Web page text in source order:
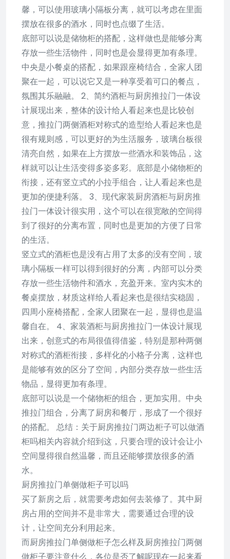
馨，可以使用玻璃小隔板分离，就可以考虑在里面
摆放在很多的酒水，同时也点缀了生活。
底部可以说是储物柜的搭配，这样做也是能够分离
存放一些生活物件，同时也是会显得更加有条理。
中央是小餐桌的搭配，如果跟座椅结合，全家人团
聚在一起，可以说它又是一种享受着可口的餐点，
氛围其乐融融。 2、简约酒柜与厨房推拉门一体设
计展现出来，整体的设计给人看起来也是比较创
意，推拉门两侧酒柜对称式的造型给人看起来也是
很有规则感，可以更好的为生活服务，玻璃台板很
清亮自然，如果在上方摆放一些酒水和装饰品，这
样就可以让生活变得多姿多彩。底部是小储物柜的
衔接，还有竖立式的小拉手组合，让人看起来也是
更加的便捷利落。 3、现代家装厨房酒柜与厨房推
拉门一体设计很实用，这个可以在很宽敞的空间得
到了很好的分离布置，同时也是更加的方便了日常
的生活。
竖立式的酒柜也是没有占用了太多的没有空间，玻
璃小隔板一样可以得到很好的分离，内部可以分类
存放一些生活物件和酒水，充盈开来。室内实木的
餐桌摆放，材质这样给人看起来也是很结实稳固，
四周小座椅搭配，全家人团聚在一起，显得也是温
馨自在。 4、家装酒柜与厨房推拉门一体设计展现
出来，创意式的布局很值得借鉴，特别是那种两侧
对称式的酒柜衔接，多样化的小格子分离，这样也
是能够有效的区分了空间，内部分类存放一些生活
物品，显得更加有条理。
底部可以说是一个储物柜的组合，更加实用。中央
推拉门组合，分离了厨房和餐厅，形成了一个很好
的搭配。 总结：关于厨房推拉门两边柜子可以做酒
柜吗相关内容就介绍到这，只要合理的设计会让小
空间显得很自然温馨，而且还能够摆放很多的酒
水。
厨房推拉门单侧做柜子可以吗
买了新房之后，就需要考虑如何去装修了。其中厨
房占用的空间并不是非常大，需要通过合理的设
计，让空间充分利用起来。
而厨房推拉门单侧做柜子怎么样及厨房推拉门两侧